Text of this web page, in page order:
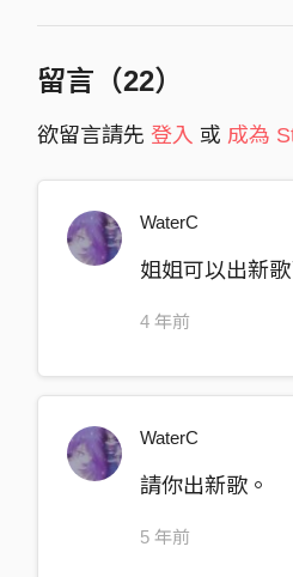
Mixing /PAIN
Harmonies /敬頤 PAIN
I’m just cold
Feel so cold
Wish you here
I know you won’t never
I’m try to find but you’re a
Shining bright and high on
when I smiled , when I cried
I’m try to chase but you’re
Time flies but it’s not
留言（22）
欲留言請先 登入 或 成為
WaterC
姐姐可以出新
4 年前
WaterC
請你出新歌。
5 年前